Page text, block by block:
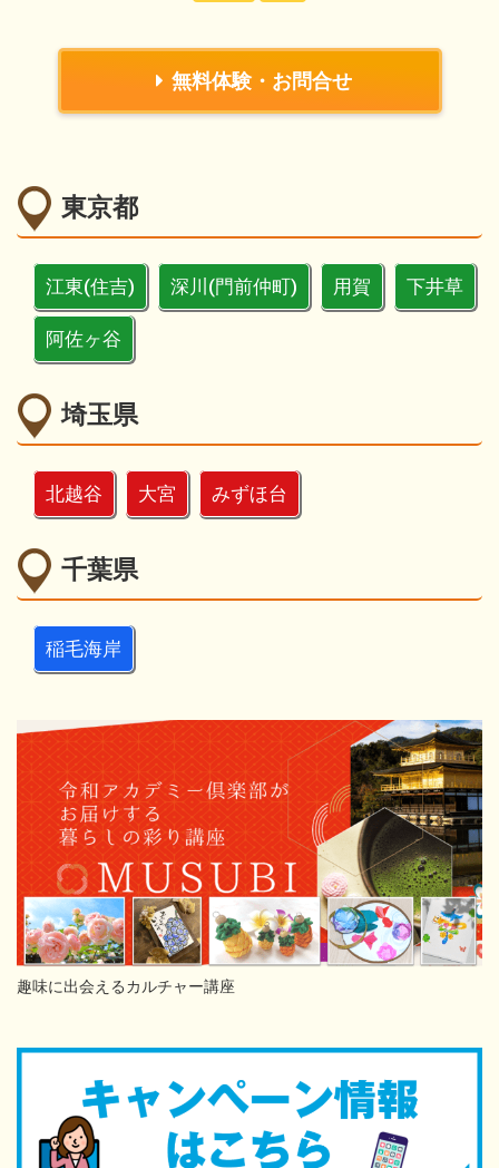
無料体験・お問合せ
東京都
江東(住吉) 深川(門前仲町) 用賀 下井草
阿佐ヶ谷
埼玉県
北越谷 大宮 みずほ台
千葉県
稲毛海岸
趣味に出会えるカルチャー講座